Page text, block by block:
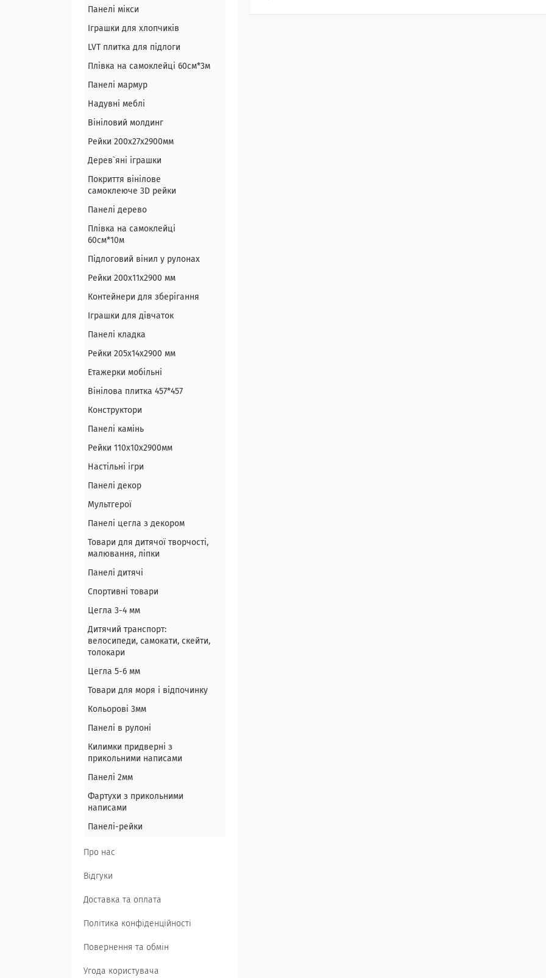
Панелі мікси
Іграшки для хлопчиків
LVT плитка для підлоги
Плівка на самоклейці 60см*3м
Панелі мармур
Надувні меблі
Вініловий молдинг
Рейки 200х27х2900мм
Дерев`яні іграшки
Покриття вінілове
самоклеюче 3D рейки
Панелі дерево
Плівка на самоклейці
60см*10м
Підлоговий вінил у рулонах
Рейки 200х11х2900 мм
Контейнери для зберігання
Іграшки для дівчаток
Панелі кладка
Рейки 205х14х2900 мм
Етажерки мобільні
Вінілова плитка 457*457
Конструктори
Панелі камінь
Рейки 110х10х2900мм
Настільні ігри
Панелі декор
Мультгерої
Панелі цегла з декором
Товари для дитячої творчості,
малювання, ліпки
Панелі дитячі
Спортивні товари
Цегла 3-4 мм
Дитячий транспорт:
велосипеди, самокати, скейти,
толокари
Цегла 5-6 мм
Товари для моря і відпочинку
Кольорові 3мм
Панелі в рулоні
Килимки придверні з
прикольними написами
Панелі 2мм
Фартухи з прикольними
написами
Панелі-рейки
Про нас
Відгуки
Доставка та оплата
Політика конфіденційності
Повернення та обмін
Угода користувача